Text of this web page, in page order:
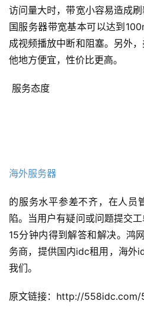
访问量大时，带宽小容易造成
国服务器带宽基本可以达到
成视频播放中断和阻塞。另外
他地方便宜，性价比更高。
服务态度
海外服务器
的服务水平参差不齐，在人员
陷。当用户有疑问或问题提交
15分钟内得到解答和解决。鸿
务商，提供国内idc租用，海外
我们。
原文链接：http://558idc.com/